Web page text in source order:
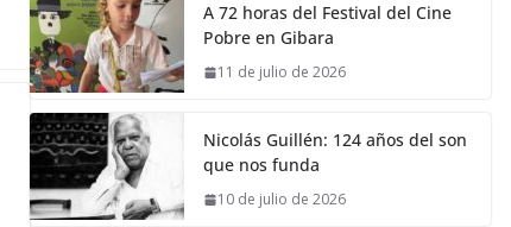
A 72 horas del Festival del Cine
Pobre en Gibara
11 de julio de 2026
Nicolás Guillén: 124 años del son
que nos funda
10 de julio de 2026